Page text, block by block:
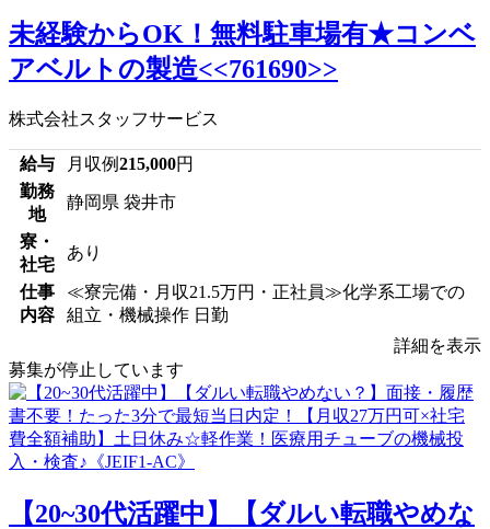
未経験からOK！無料駐車場有★コンベ
アベルトの製造<<761690>>
株式会社スタッフサービス
給与 月収例215,000円
勤務
地
静岡県 袋井市
寮・
社宅
あり
仕事
内容
≪寮完備・月収21.5万円・正社員≫化学系工場での
組立・機械操作 日勤
詳細を表示
募集が停止しています
【20~30代活躍中】【ダルい転職やめな